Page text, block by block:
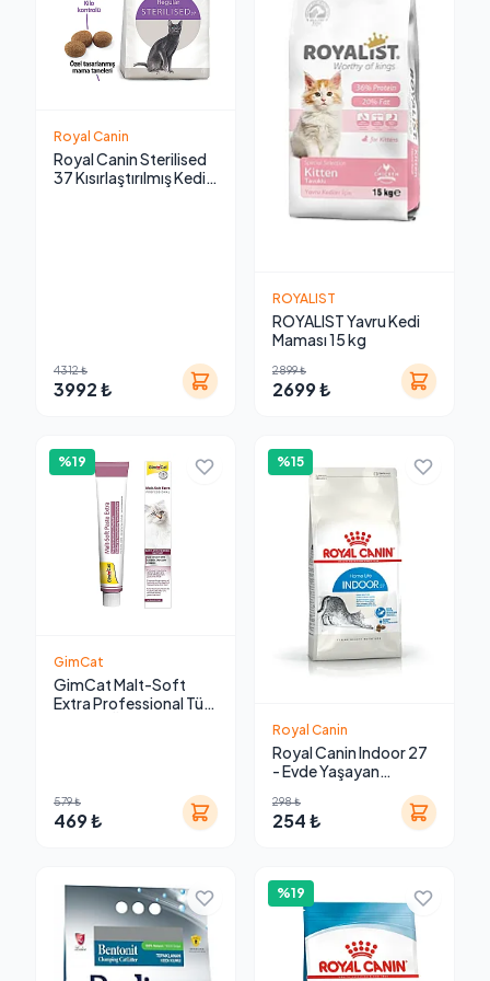
Royal Canin
Royal Canin Sterilised
37 Kısırlaştırılmış Kedi
4312 ₺
3992 ₺
ROYALIST
ROYALIST Yavru Kedi
Maması 15 kg
2899 ₺
2699 ₺
%19
GimCat
GimCat Malt-Soft
Extra Professional Tüy
579 ₺
469 ₺
%15
Royal Canin
Royal Canin Indoor 27
- Evde Yaşayan
Maması
298 ₺
254 ₺
%19